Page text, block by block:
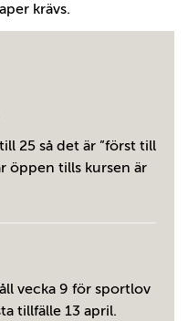
krävs.
25 så det är ”först till
öppen tills kursen är
vecka 9 för sportlov
tillfälle 13 april.